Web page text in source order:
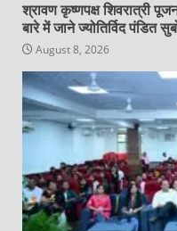
श्रावण कृष्णपक्ष शिवरात्री
बारे में जाने ज्योतिर्विद
August 8, 2026